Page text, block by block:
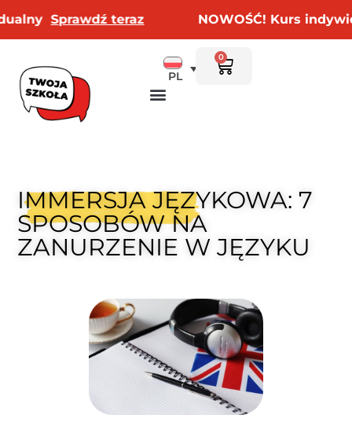
teraz NOWOŚĆ! Kurs indywidualny
PL
0
IMMERSJA JĘZYKOWA: 7
SPOSOBÓW NA
ZANURZENIE W JĘZYKU